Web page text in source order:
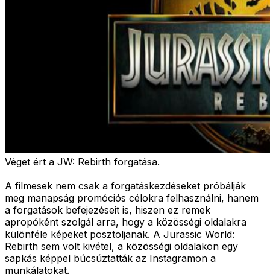
Véget ért a JW: Rebirth forgatása.
A filmesek nem csak a forgatáskezdéseket próbálják
meg manapság promóciós célokra felhasználni, hanem
a forgatások befejezéseit is, hiszen ez remek
apropóként szolgál arra, hogy a közösségi oldalakra
különféle képeket posztoljanak. A Jurassic World:
Rebirth sem volt kivétel, a közösségi oldalakon egy
sapkás képpel búcsúztatták az Instagramon a
munkálatokat.